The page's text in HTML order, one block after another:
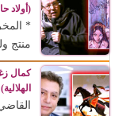
(أولاد
*
منتج